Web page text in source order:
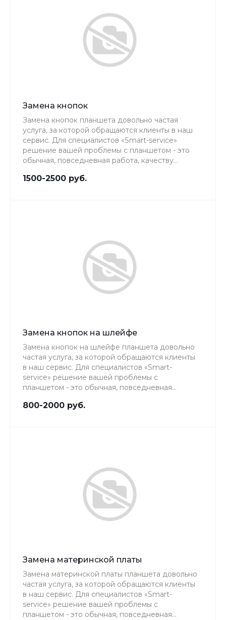
Замена кнопок
Замена кнопок планшета довольно частая
услуга, за которой обращаются клиенты в наш
сервис. Для специалистов «Smart-service»
решение вашей проблемы с планшетом - это
обычная, повседневная работа, качеству
1500-2500 руб.
Замена кнопок на шлейфе
Замена кнопок на шлейфе планшета довольно
частая услуга, за которой обращаются клиенты
в наш сервис. Для специалистов «Smart-
service» решение вашей проблемы с
планшетом - это обычная, повседневная
внимание.
800-2000 руб.
Замена материнской платы
Замена материнской платы планшета довольно
частая услуга, за которой обращаются клиенты
в наш сервис. Для специалистов «Smart-
service» решение вашей проблемы с
планшетом - это обычная, повседневная